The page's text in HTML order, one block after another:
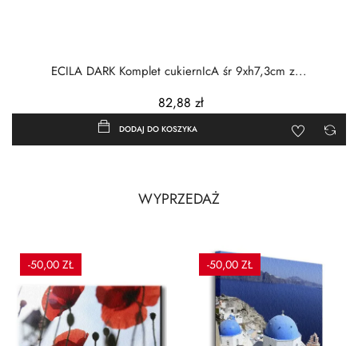
ECILA DARK Komplet cukiernIcA śr 9xh7,3cm z...
82,88 zł
DODAJ DO KOSZYKA
WYPRZEDAŻ
-50,00 ZŁ -50,00 ZŁ